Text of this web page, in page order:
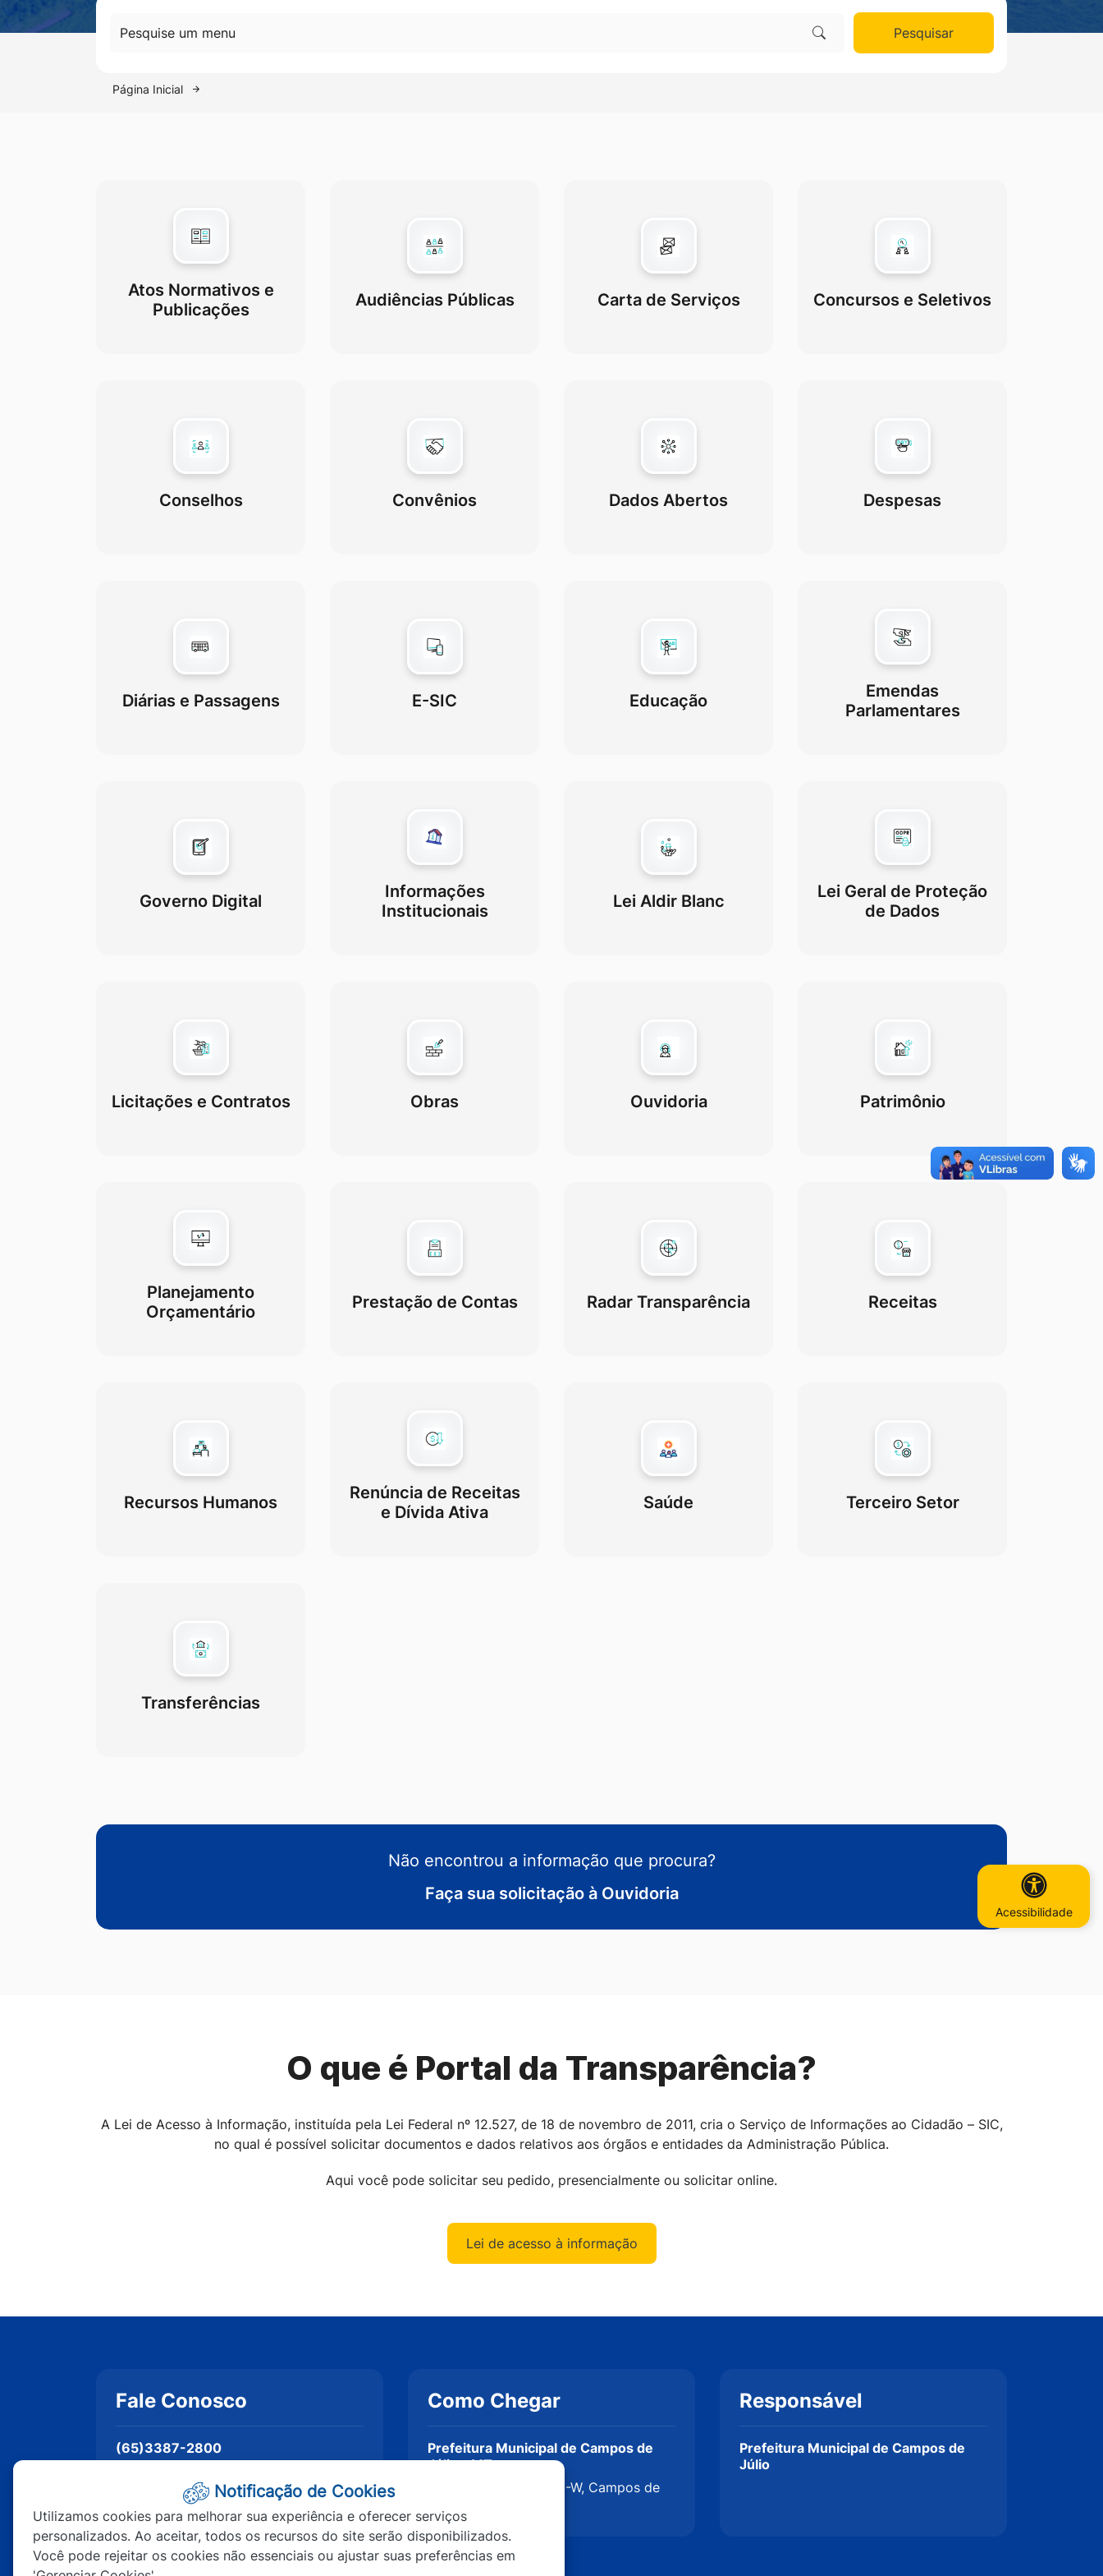
Pesquise um menu
Pesquisar
Página Inicial
Atos Normativos e
Publicações
Audiências Públicas Carta de Serviços Concursos e Seletivos
Conselhos Convênios Dados Abertos Despesas
Diárias e Passagens E-SIC Educação
Emendas
Parlamentares
Governo Digital
Informações
Institucionais
Lei Aldir Blanc
Lei Geral de Proteção
de Dados
Licitações e Contratos Obras Ouvidoria Patrimônio
Planejamento
Orçamentário
Prestação de Contas Radar Transparência Receitas
Recursos Humanos
Renúncia de Receitas
e Dívida Ativa
Saúde Terceiro Setor
Transferências
Não encontrou a informação que procura?
Faça sua solicitação à Ouvidoria
O que é Portal da Transparência?
A Lei de Acesso à Informação, instituída pela Lei Federal nº 12.527, de 18 de novembro de 2011, cria o Serviço de Informações ao Cidadão – SIC,
no qual é possível solicitar documentos e dados relativos aos órgãos e entidades da Administração Pública.
Aqui você pode solicitar seu pedido, presencialmente ou solicitar online.
Lei de acesso à informação
Fale Conosco
(65)3387-2800
Redefinir Cookies
Como Chegar
Prefeitura Municipal de Campos de
Júlio - MT
Av. Valdir Masutti, 779-W, Campos de
Responsável
Prefeitura Municipal de Campos de
Júlio
Acessibilidade
Notificação de Cookies
Utilizamos cookies para melhorar sua experiência e oferecer serviços
personalizados. Ao aceitar, todos os recursos do site serão disponibilizados.
Você pode rejeitar os cookies não essenciais ou ajustar suas preferências em